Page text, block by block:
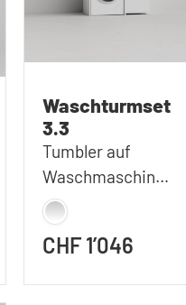
Waschturmset
3.3
Tumbler auf
Waschmaschine |
112x233 cm (BxH)
CHF 1’046